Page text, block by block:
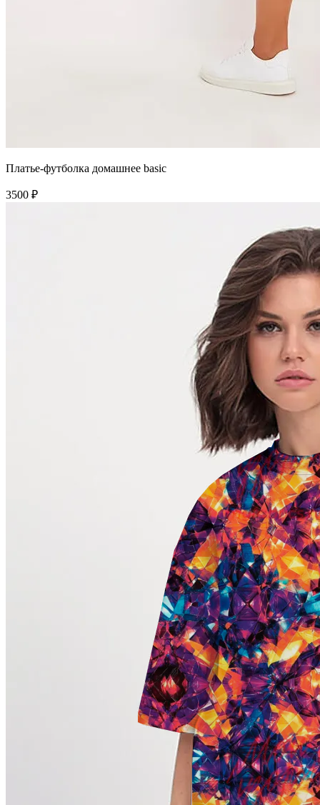
Платье-футболка домашнее basic
3500 ₽